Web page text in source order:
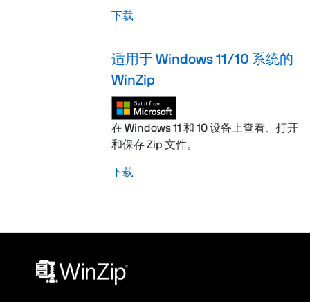
下载
适用于 Windows 11/10 系统的
WinZip
在 Windows 11 和 10 设备上查看、打开
和保存 Zip 文件。
下载